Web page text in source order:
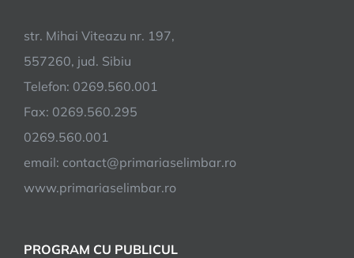
str. Mihai Viteazu nr. 197,
557260, jud. Sibiu
Telefon: 0269.560.001
Fax: 0269.560.295
0269.560.001
email: contact@primariaselimbar.ro
www.primariaselimbar.ro
PROGRAM CU PUBLICUL